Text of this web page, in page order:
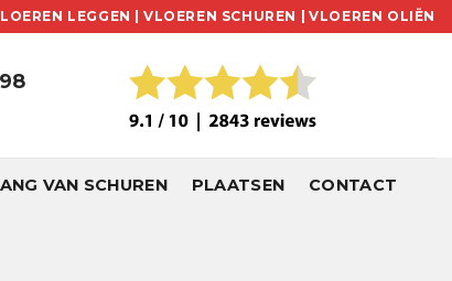
LEGGEN | VLOEREN SCHUREN | VLOEREN OLIËN
VAN SCHUREN PLAATSEN CONTACT